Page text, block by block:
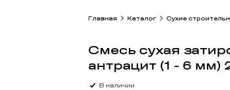
Главная Каталог Сухие
Смесь сухая
антрацит (1 - 6 мм)
В наличии